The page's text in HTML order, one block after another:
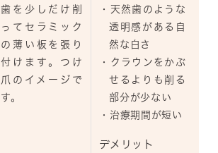
歯を少しだけ削
ってセラミック
の薄い板を張り
付けます。つけ
爪のイメージで
す。
・天然歯のような
透明感がある自
然な白さ
・クラウンをかぶ
せるよりも削る
部分が少ない
・治療期間が短い
デメリット